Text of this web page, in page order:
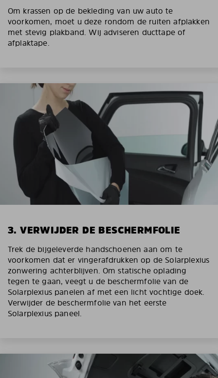
Om krassen op de bekleding van uw auto te
voorkomen, moet u deze rondom de ruiten afplakken
met stevig plakband. Wij adviseren ducttape of
afplaktape.
3. VERWIJDER DE BESCHERMFOLIE
Trek de bijgeleverde handschoenen aan om te
voorkomen dat er vingerafdrukken op de Solarplexius
zonwering achterblijven. Om statische oplading
tegen te gaan, veegt u de beschermfolie van de
Solarplexius panelen af met een licht vochtige doek.
Verwijder de beschermfolie van het eerste
Solarplexius paneel.